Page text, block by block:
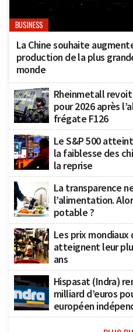
BUSINESS
La Chine souhaite
production de la plus
monde
Rheinmetall revoit
pour 2026 après
frégate F126
Le S&P 500
la faiblesse des
la reprise
La transparence
l’alimentation.
potable ?
Les prix
atteignent leur
ans
Hispasat (Indra)
milliard d’euros
européen